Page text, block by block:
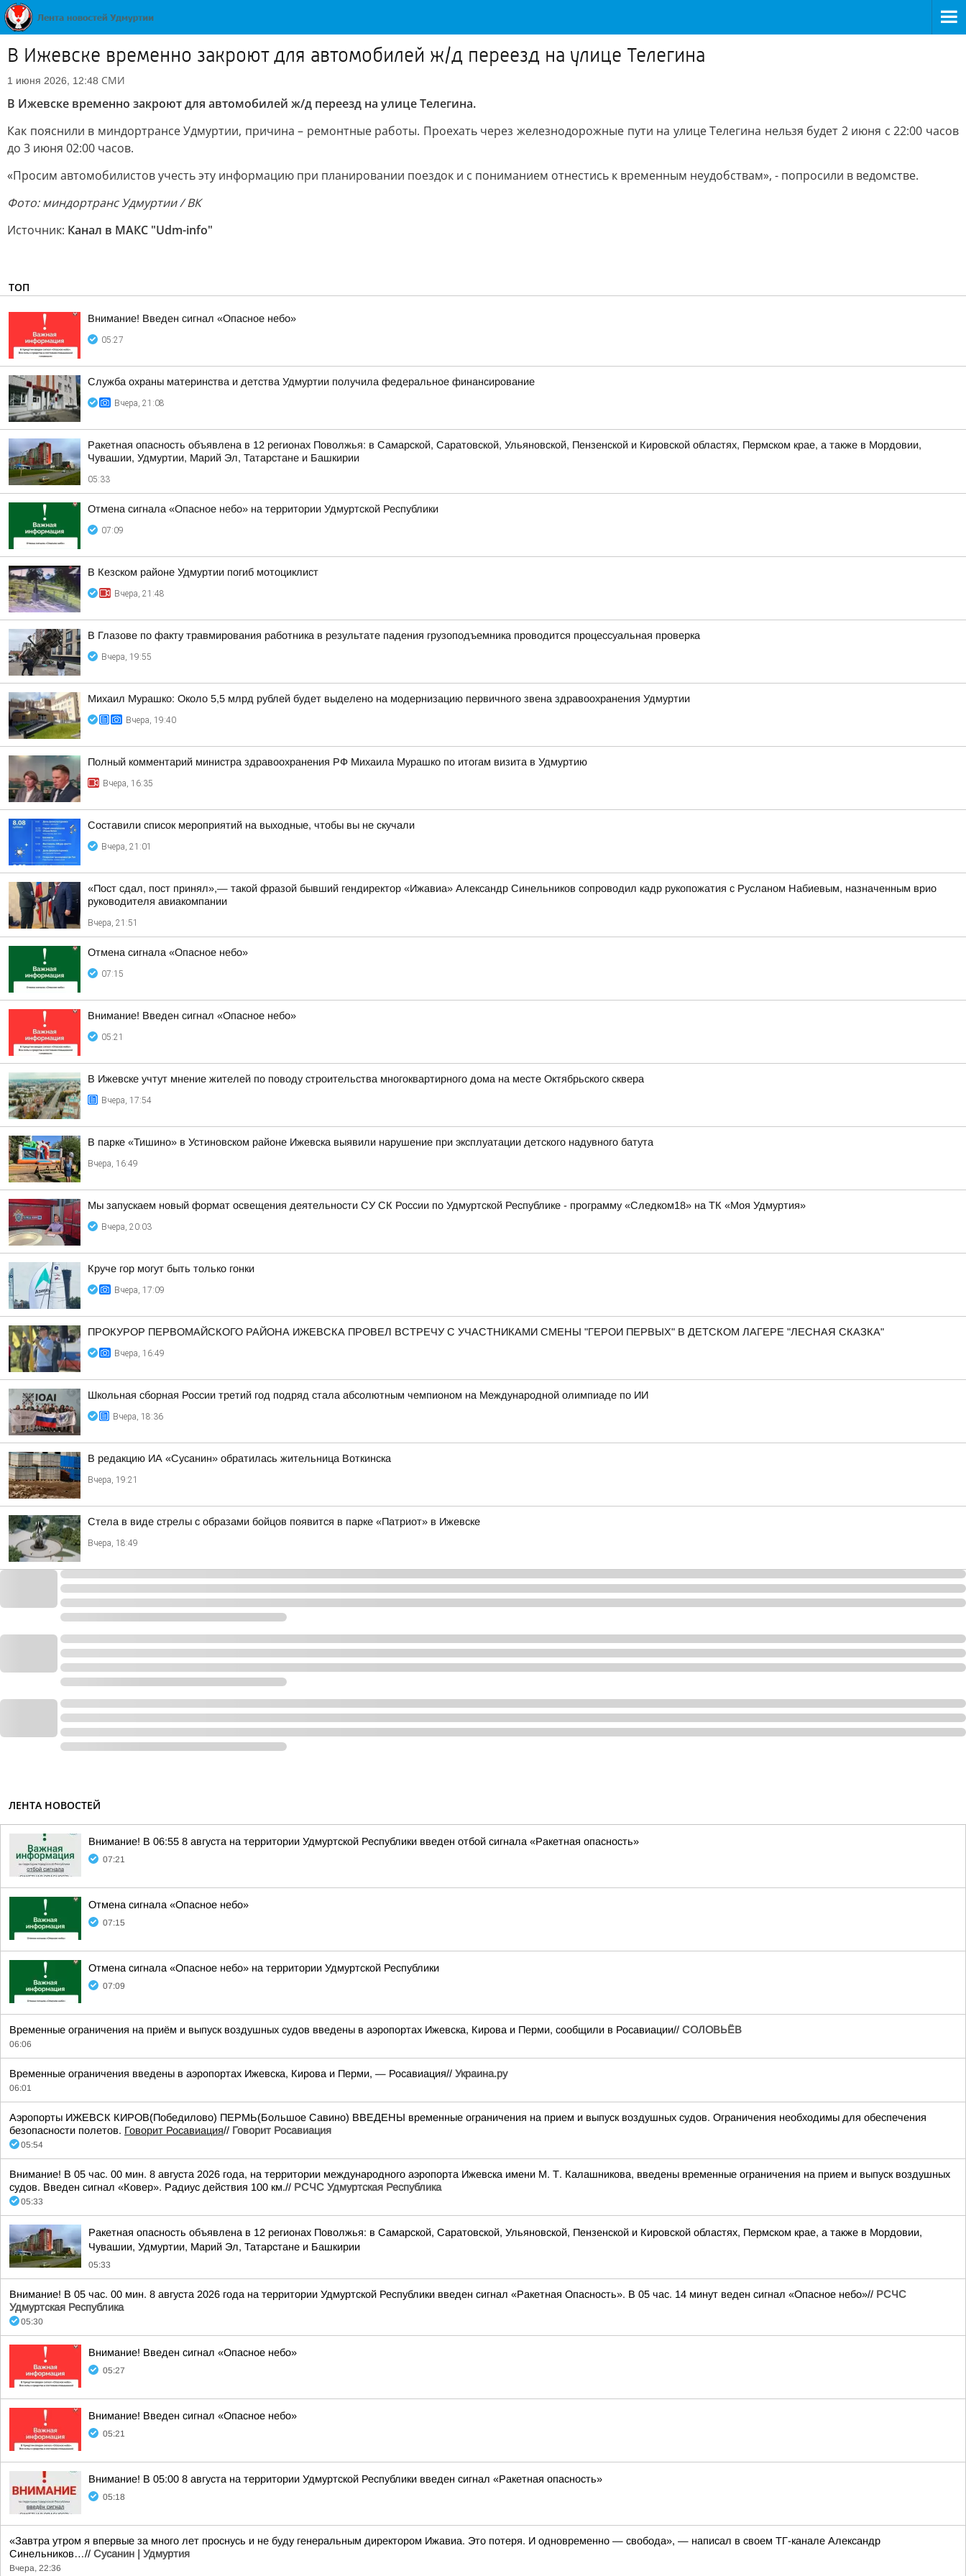
В Ижевске временно закроют для автомобилей ж/д переезд на улице Телегина
1 июня 2026, 12:48 СМИ
В Ижевске временно закроют для автомобилей ж/д переезд на улице Телегина.
Как пояснили в миндортрансе Удмуртии, причина – ремонтные работы. Проехать через железнодорожные пути на улице Телегина нельзя будет 2 июня с 22:00 часов
до 3 июня 02:00 часов.
«Просим автомобилистов учесть эту информацию при планировании поездок и с пониманием отнестись к временным неудобствам», - попросили в ведомстве.
Фото: миндортранс Удмуртии / ВК
Источник: Канал в МАКС "Udm-info"
ТОП
Внимание! Введен сигнал «Опасное небо»
05:27
Служба охраны материнства и детства Удмуртии получила федеральное финансирование
Вчера, 21:08
Ракетная опасность объявлена в 12 регионах Поволжья: в Самарской, Саратовской, Ульяновской, Пензенской и Кировской областях, Пермском крае, а также в Мордовии,
Чувашии, Удмуртии, Марий Эл, Татарстане и Башкирии
05:33
Отмена сигнала «Опасное небо» на территории Удмуртской Республики
07:09
В Кезском районе Удмуртии погиб мотоциклист
Вчера, 21:48
В Глазове по факту травмирования работника в результате падения грузоподъемника проводится процессуальная проверка
Вчера, 19:55
Михаил Мурашко: Около 5,5 млрд рублей будет выделено на модернизацию первичного звена здравоохранения Удмуртии
Вчера, 19:40
Полный комментарий министра здравоохранения РФ Михаила Мурашко по итогам визита в Удмуртию
Вчера, 16:35
Составили список мероприятий на выходные, чтобы вы не скучали
Вчера, 21:01
«Пост сдал, пост принял»,— такой фразой бывший гендиректор «Ижавиа» Александр Синельников сопроводил кадр рукопожатия с Русланом Набиевым, назначенным врио
руководителя авиакомпании
Вчера, 21:51
Отмена сигнала «Опасное небо»
07:15
Внимание! Введен сигнал «Опасное небо»
05:21
В Ижевске учтут мнение жителей по поводу строительства многоквартирного дома на месте Октябрьского сквера
Вчера, 17:54
В парке «Тишино» в Устиновском районе Ижевска выявили нарушение при эксплуатации детского надувного батута
Вчера, 16:49
Мы запускаем новый формат освещения деятельности СУ СК России по Удмуртской Республике - программу «Следком18» на ТК «Моя Удмуртия»
Вчера, 20:03
Круче гор могут быть только гонки
Вчера, 17:09
ПРОКУРОР ПЕРВОМАЙСКОГО РАЙОНА ИЖЕВСКА ПРОВЕЛ ВСТРЕЧУ С УЧАСТНИКАМИ СМЕНЫ "ГЕРОИ ПЕРВЫХ" В ДЕТСКОМ ЛАГЕРЕ "ЛЕСНАЯ СКАЗКА"
Вчера, 16:49
Школьная сборная России третий год подряд стала абсолютным чемпионом на Международной олимпиаде по ИИ
Вчера, 18:36
В редакцию ИА «Сусанин» обратилась жительница Воткинска
Вчера, 19:21
Стела в виде стрелы с образами бойцов появится в парке «Патриот» в Ижевске
Вчера, 18:49
ЛЕНТА НОВОСТЕЙ
Внимание! В 06:55 8 августа на территории Удмуртской Республики введен отбой сигнала «Ракетная опасность»
07:21
Отмена сигнала «Опасное небо»
07:15
Отмена сигнала «Опасное небо» на территории Удмуртской Республики
07:09
Временные ограничения на приём и выпуск воздушных судов введены в аэропортах Ижевска, Кирова и Перми, сообщили в Росавиации// СОЛОВЬЁВ
06:06
Временные ограничения введены в аэропортах Ижевска, Кирова и Перми, — Росавиация// Украина.ру
06:01
Аэропорты ИЖЕВСК КИРОВ(Победилово) ПЕРМЬ(Большое Савино) ВВЕДЕНЫ временные ограничения на прием и выпуск воздушных судов. Ограничения необходимы для обеспечения
безопасности полетов. Говорит Росавиация// Говорит Росавиация
05:54
Внимание! В 05 час. 00 мин. 8 августа 2026 года, на территории международного аэропорта Ижевска имени М. Т. Калашникова, введены временные ограничения на прием и выпуск воздушных
судов. Введен сигнал «Ковер». Радиус действия 100 км.// РСЧС Удмуртская Республика
05:33
Ракетная опасность объявлена в 12 регионах Поволжья: в Самарской, Саратовской, Ульяновской, Пензенской и Кировской областях, Пермском крае, а также в Мордовии,
Чувашии, Удмуртии, Марий Эл, Татарстане и Башкирии
05:33
Внимание! В 05 час. 00 мин. 8 августа 2026 года на территории Удмуртской Республики введен сигнал «Ракетная Опасность». В 05 час. 14 минут веден сигнал «Опасное небо»// РСЧС
Удмуртская Республика
05:30
Внимание! Введен сигнал «Опасное небо»
05:27
Внимание! Введен сигнал «Опасное небо»
05:21
Внимание! В 05:00 8 августа на территории Удмуртской Республики введен сигнал «Ракетная опасность»
05:18
«Завтра утром я впервые за много лет проснусь и не буду генеральным директором Ижавиа. Это потеря. И одновременно — свобода», — написал в своем ТГ-канале Александр
Синельников…// Сусанин | Удмуртия
Вчера, 22:36